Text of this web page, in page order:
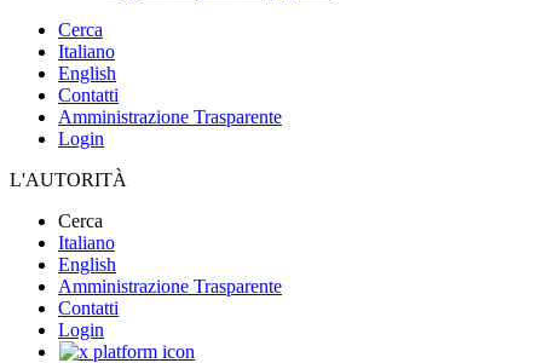
Cerca
Italiano
English
Contatti
Amministrazione Trasparente
Login
L'AUTORITÀ
Cerca
Italiano
English
Amministrazione Trasparente
Contatti
Login